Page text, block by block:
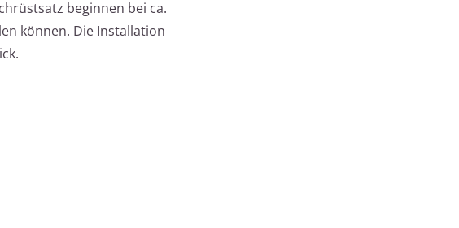
beginnen bei ca.
können. Die Installation